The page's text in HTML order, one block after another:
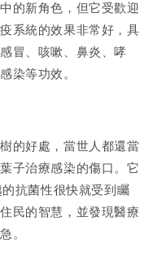
的新角色，但它受歡迎
系統的效果非常好，具
冒、咳嗽、鼻炎、哮
染等功效。
的好處，當世人都還當
子治療感染的傷口。它
抗菌性很快就受到矚
民的智慧，並發現醫療
。